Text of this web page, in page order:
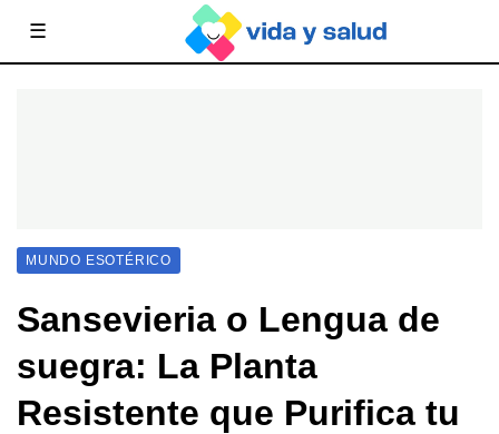
☰
MUNDO ESOTÉRICO
Sansevieria o Lengua de
suegra: La Planta
Resistente que Purifica tu